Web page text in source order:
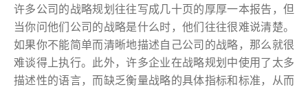
许多公司的战略规划往往写成几十页的厚厚一本报告，但
当你问他们公司的战略是什么时，他们往往很难说清楚。
如果你不能简单而清晰地描述自己公司的战略，那么就很
难谈得上执行。此外，许多企业在战略规划中使用了太多
描述性的语言，而缺乏衡量战略的具体指标和标准，从而